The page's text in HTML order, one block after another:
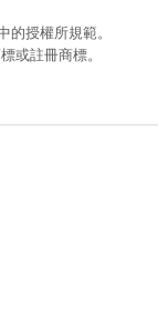
的授權所規範。
或註冊商標。